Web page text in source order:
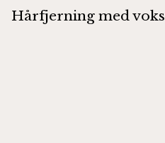
Hårfjerning med voks